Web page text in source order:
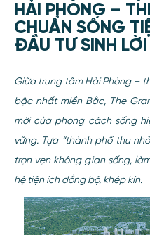
HẢI PHÒNG –
CHUẨN SỐNG
ĐẦU TƯ SINH
Giữa trung tâm Hải Phòng –
bậc nhất miền Bắc, The
mới của phong cách sống
vững. Tựa “thành phố thu
trọn vẹn không gian sống,
hệ tiện ích đồng bộ, khép kín.